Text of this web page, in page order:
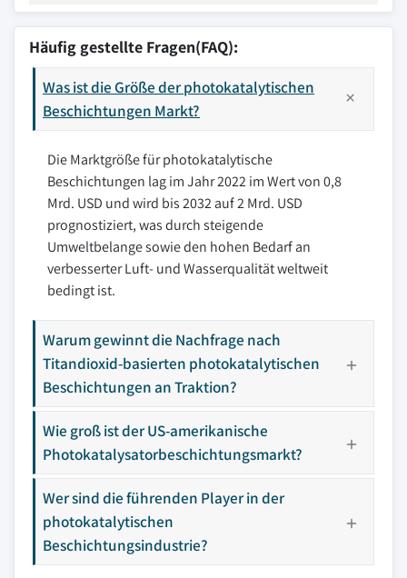
Häufig gestellte Fragen(FAQ):
Was ist die Größe der photokatalytischen
Beschichtungen Markt?
Die Marktgröße für photokatalytische
Beschichtungen lag im Jahr 2022 im Wert von 0,8
Mrd. USD und wird bis 2032 auf 2 Mrd. USD
prognostiziert, was durch steigende
Umweltbelange sowie den hohen Bedarf an
verbesserter Luft- und Wasserqualität weltweit
bedingt ist.
Warum gewinnt die Nachfrage nach
Titandioxid-basierten photokatalytischen
Beschichtungen an Traktion?
Wie groß ist der US-amerikanische
Photokatalysatorbeschichtungsmarkt?
Wer sind die führenden Player in der
photokatalytischen
Beschichtungsindustrie?